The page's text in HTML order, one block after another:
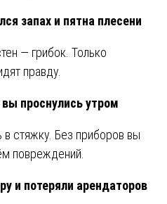
запах и пятна плесени
— грибок. Только
правду.
проснулись утром
стяжку. Без приборов вы
повреждений.
и потеряли арендаторов